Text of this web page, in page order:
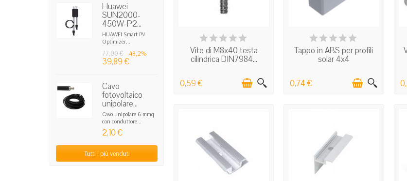
Huawei
SUN2000-
450W-P2...
HUAWEI Smart PV
Optimizer...
77,00 € -48,2%
39,89 €
Cavo
fotovoltaico
unipolare...
Cavo unipolare 6 mmq
con conduttore...
2,10 €
Tutti i più venduti
IN STOCK
Vite di M8x40 testa
cilindrica DIN7984...
0,59 €
IN STOCK
Tappo in ABS per profili
solar 4x4
0,74 €